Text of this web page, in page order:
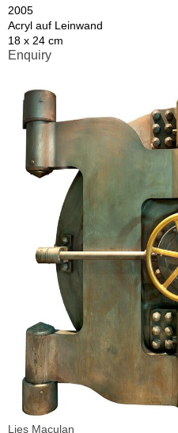
2005
Acryl auf Leinwand
18 x 24 cm
Enquiry
Lies Maculan